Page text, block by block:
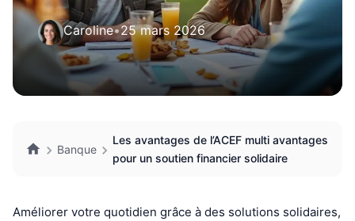
Caroline•25 mars 2026
Banque
Les avantages de l’ACEF multi avantages
pour un soutien financier solidaire
Améliorer votre quotidien grâce à des solutions solidaires,